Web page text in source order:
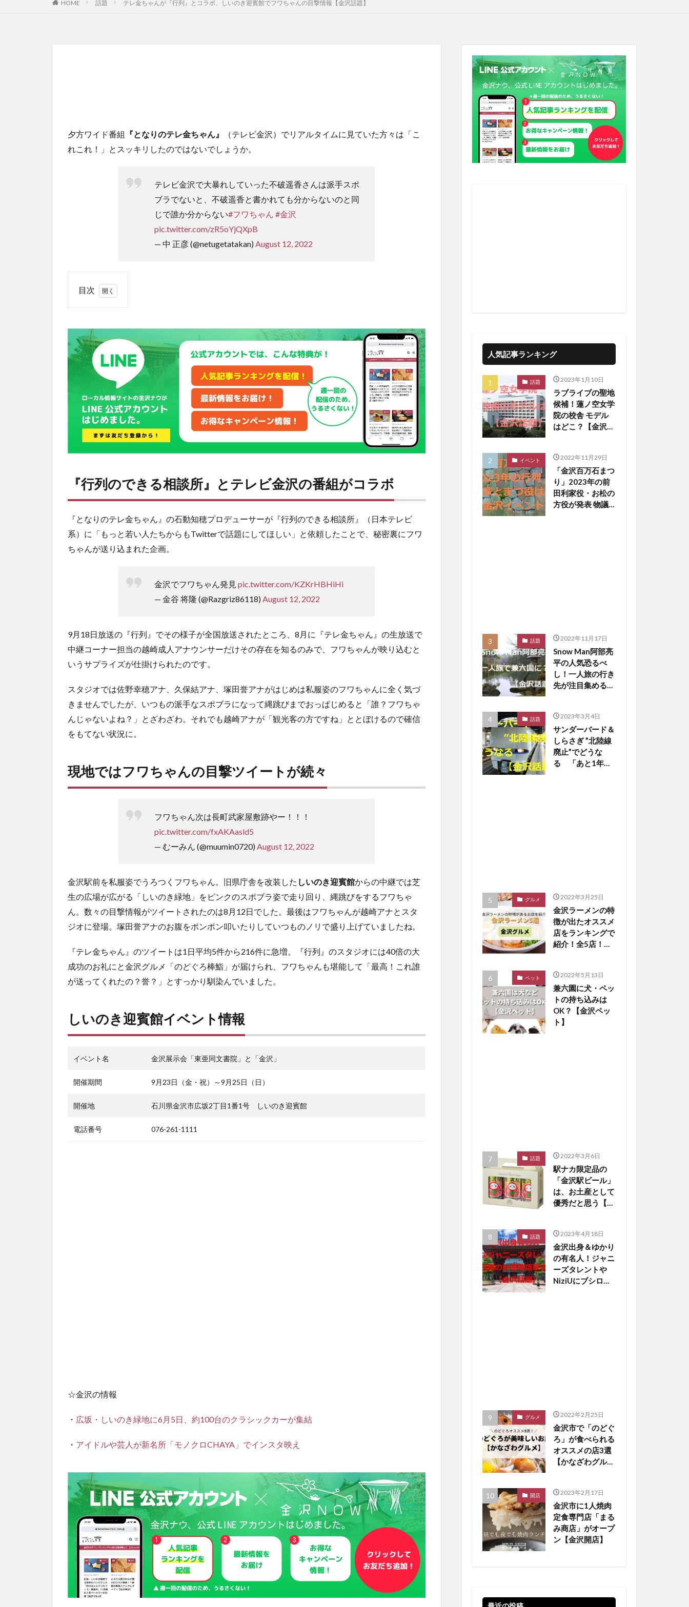
HOME 話題 テレ金ちゃんが『行列』とコラボ、しいのき迎賓館でフワちゃんの目撃情報【金沢話題】
夕方ワイド番組 『となりのテレ金ちゃん』
（テレビ金沢）でリアルタイムに見ていた方々は「こ
れこれ！」とスッキリしたのではないでしょうか。
テレビ金沢で大暴れしていった不破遥香さんは派手スポ
ブラでないと、不破遥香と書かれても分からないのと同
じで誰か分からない#フワちゃん #金沢
pic.twitter.com/zR5oYjQXpB
— 中 正彦 (@netugetatakan) August 12, 2022
目次
列の
でき
る相
談
金沢
の番
組が
ボ
現地
では
んの
ツイ
ート
き
迎
賓
館
ベ
ト
情
報
『行列のできる相談所』とテレビ金沢の番組がコラボ
『となりのテレ金ちゃん』の石動知穂プロデューサーが『行列のできる相談所』（日本テレビ
系）に「もっと若い人たちからもTwitterで話題にしてほしい」と依頼したことで、秘密裏にフワ
ちゃんが送り込まれた企画。
金沢でフワちゃん発見 pic.twitter.com/KZKrHBHiHi
— 金谷 将隆 (@Razgriz86118)August 12, 2022
9月18日放送の『行列』でその様子が全国放送されたところ、8月に『テレ金ちゃん』の生放送で
中継コーナー担当の越崎成人アナウンサーだけその存在を知るのみで、フワちゃんが映り込むと
いうサプライズが仕掛けられたのです。
スタジオでは佐野幸穂アナ、久保結アナ、塚田誉アナがはじめは私服姿のフワちゃんに全く気づ
きませんでしたが、いつもの派手なスポブラになって縄跳びまでおっぱじめると「誰？フワちゃ
んじゃないよね？」とざわざわ。それでも越崎アナが「観光客の方ですね」ととぼけるので確信
をもてない状況に。
現地ではフワちゃんの目撃ツイートが続々
フワちゃん次は長町武家屋敷跡やー！！！
pic.twitter.com/fxAKAasld5
— むーみん (@muumin0720)August 12, 2022
金沢駅前を私服姿でうろつくフワちゃん。旧県庁舎を改装した しいのき迎賓館からの中継では芝
生の広場が広がる「しいのき緑地」をピンクのスポブラ姿で走り回り、縄跳びをするフワちゃ
ん。数々の目撃情報がツイートされたのは8月12日でした。最後はフワちゃんが越崎アナとスタ
ジオに登場。塚田誉アナのお腹をポンポン叩いたりしていつものノリで盛り上げていましたね。
『テレ金ちゃん』のツイートは1日平均5件から216件に急増。『行列』のスタジオには40倍の大
成功のお礼にと金沢グルメ「のどぐろ棒鮨」が届けられ、フワちゃんも堪能して「最高！これ誰
が送ってくれたの？誉？」とすっかり馴染んでいました。
しいのき迎賓館イベント情報
イベント名 金沢展示会「東亜同文書院」と「金沢」
開催期間 9月23日（金・祝）～9月25日（日）
開催地 石川県金沢市広坂2丁目1番1号 しいのき迎賓館
電話番号 076-261-1111
☆金沢の情報
・ 広坂・しいのき緑地に6月5日、約100台のクラシックカーが集結
・ アイドルや芸人が新名所「モノクロCHAYA」でインスタ映え
人気記事ランキング
話題 2023年1月10日
ラブライブの聖地
候補！蓮ノ空女学
院の校舎 モデル
はどこ？【金沢話
イベント 2022年11月29日
「金沢百万石まつ
り」2023年の前
田利家役・お松の
方役が発表 物議
話題 2022年11月17日
Snow Man阿部亮
平の人気恐るべ
し！一人旅の行き
先が注目集める
話題 2023年3月4日
サンダーバード＆
しらさぎ ”北陸線
廃止”でどうな
る 「あと1年
グルメ 2022年3月25日
金沢ラーメンの特
徴が出たオススメ
店をランキングで
紹介！全5店！
ペット 2022年5月13日
兼六園に犬・ペッ
トの持ち込みは
OK？【金沢ペッ
ト】
話題 2022年3月6日
駅ナカ限定品の
「金沢駅ビール」
は、お土産として
優秀だと思う【か
話題 2023年4月18日
金沢出身＆ゆかり
の有名人！ジャニ
ーズタレントや
NiziUにブシロー
グルメ 2022年2月25日
金沢市で「のどぐ
ろ」が食べられる
オススメの店3選
【かなざわグルメ
開店 2023年2月17日
金沢市に1人焼肉
定食専門店「まる
み商店」がオープ
ン【金沢開店】